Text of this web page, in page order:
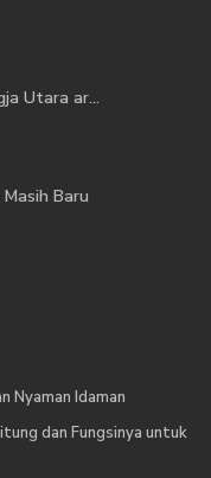
Utara ar...
Baru
Nyaman Idaman
dan Fungsinya untuk